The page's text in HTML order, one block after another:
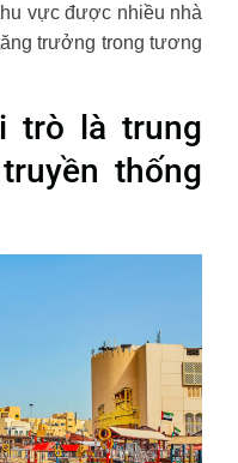
vực được nhiều nhà
trưởng trong tương
trò là trung
thống